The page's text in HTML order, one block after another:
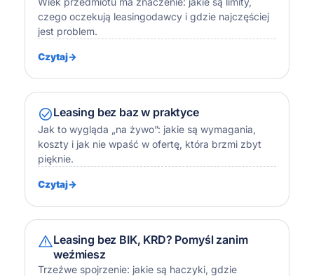
czego oczekują leasingodawcy i gdzie najczęściej
jest problem.
Czytaj→
Leasing bez baz w praktyce
Jak to wygląda „na żywo”: jakie są wymagania,
koszty i jak nie wpaść w ofertę, która brzmi zbyt
pięknie.
Czytaj→
Leasing bez BIK, KRD? Pomyśl zanim
weźmiesz
Trzeźwe spojrzenie: jakie są haczyki, gdzie